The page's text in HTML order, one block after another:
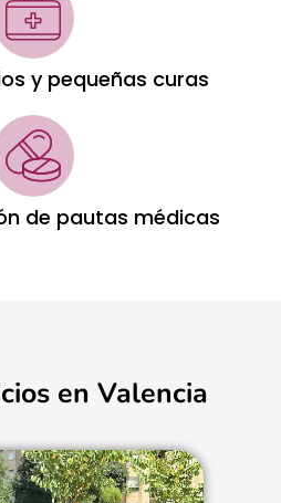
y pequeñas curas
de pautas médicas
en Valencia